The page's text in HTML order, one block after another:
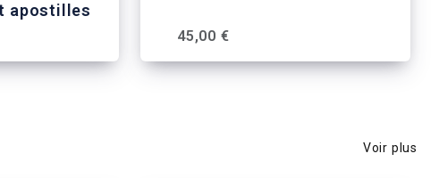
apostilles
45,00 €
Voir plus